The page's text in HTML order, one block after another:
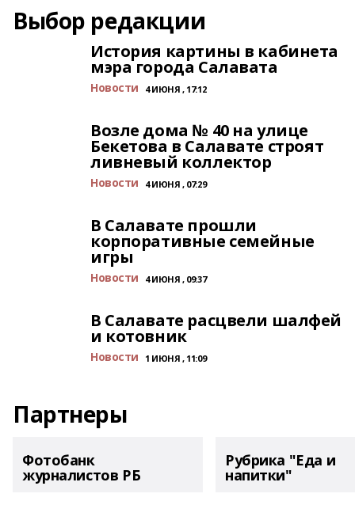
Выбор редакции
История картины в кабинета
мэра города Салавата
Новости 4 ИЮНЯ , 17:12
Возле дома № 40 на улице
Бекетова в Салавате строят
ливневый коллектор
Новости 4 ИЮНЯ , 07:29
В Салавате прошли
корпоративные семейные
игры
Новости 4 ИЮНЯ , 09:37
В Салавате расцвели шалфей
и котовник
Новости 1 ИЮНЯ , 11:09
Партнеры
Фотобанк
журналистов РБ
Рубрика "Еда и
напитки"